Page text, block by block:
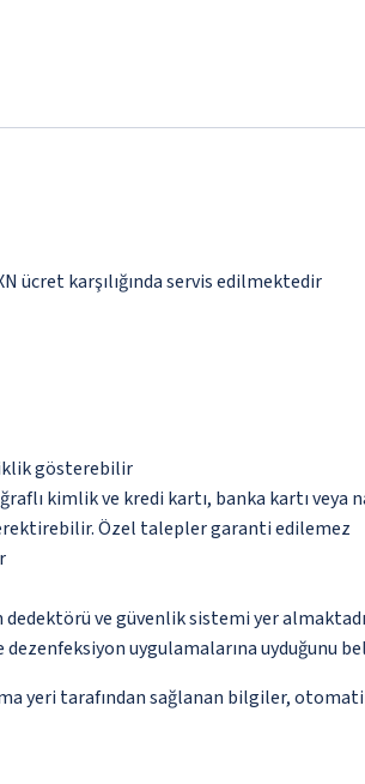
ücret karşılığında servis edilmektedir
gösterebilir
kimlik ve kredi kartı, banka kartı
Özel talepler garanti edilemez
ve güvenlik sistemi yer
uygulamalarına uyduğunu
yeri tarafından sağlanan bilgiler,